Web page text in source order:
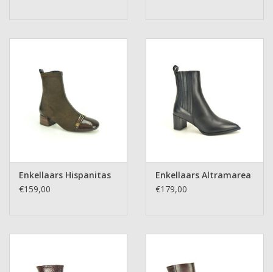
Enkellaars Hispanitas
€159,00
Enkellaars Altramarea
€179,00